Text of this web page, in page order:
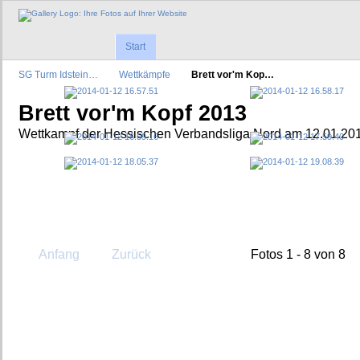
Start
SG Turm Idstein… Wettkämpfe Brett vor'm Kop…
Brett vor'm Kopf 2013
Wettkampf der Hessischen Verbandsliga Nord am
Anfang Zurück Fotos 1 - 8 von 8